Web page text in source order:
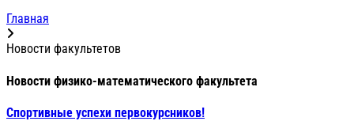
Главная
Новости факультетов
Новости физико-математического факультета
Спортивные успехи первокурсников!